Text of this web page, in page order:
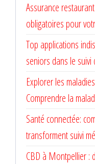
Assurance
obligatoires pour
Top applications
seniors dans le
Explorer les
Comprendre la
Santé connectée:
transforment suivi
CBD à Montpellier :